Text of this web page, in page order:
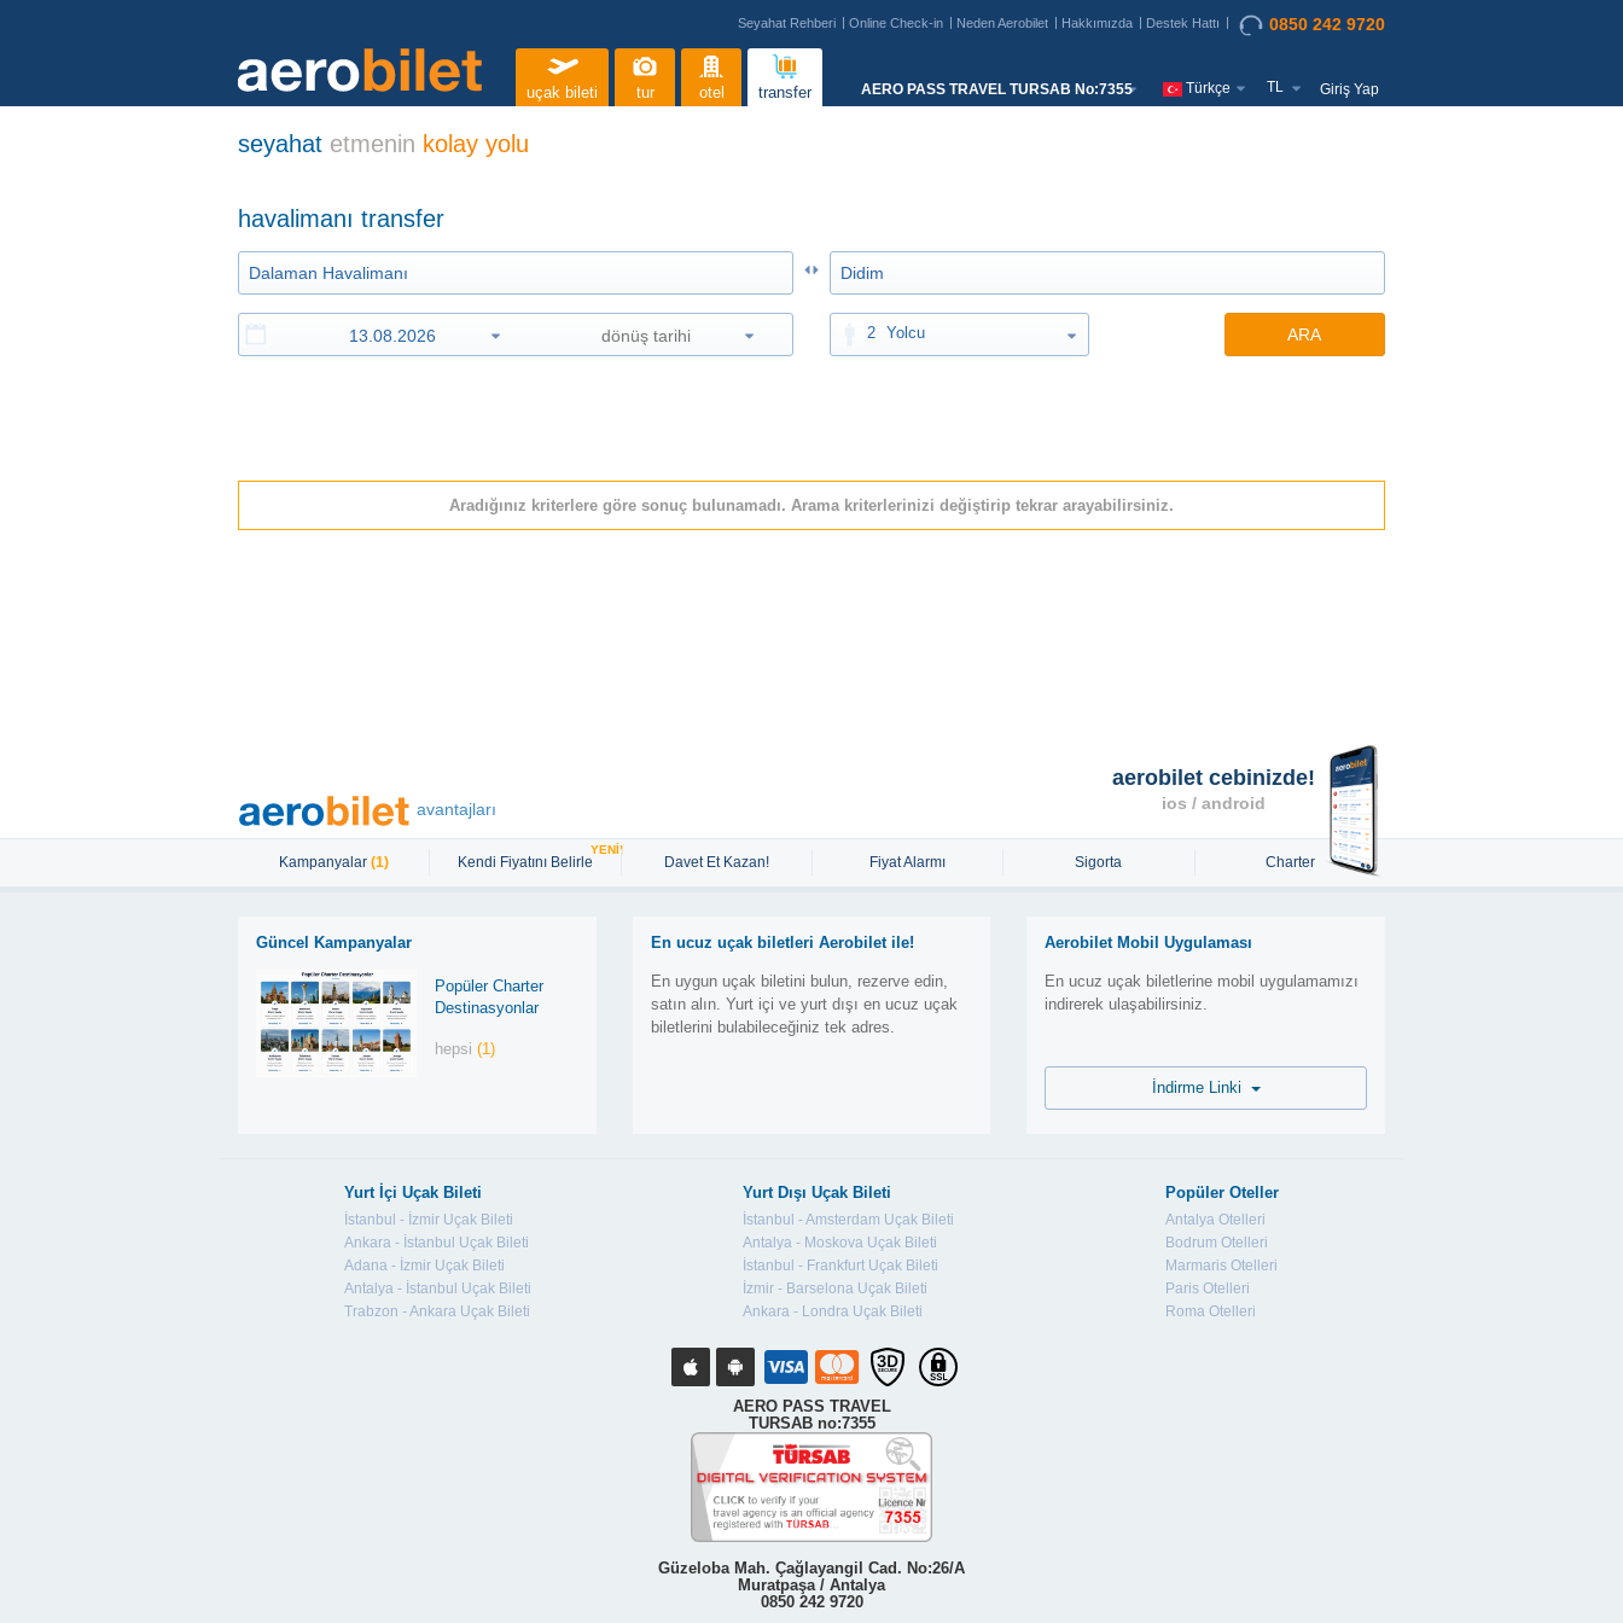
Seyahat Rehberi Online Check-in Neden Aerobilet Hakkımızda Destek Hattı 0850 242 9720
uçak bileti tur otel transfer AERO PASS TRAVEL TURSAB No:7355 Türkçe TL Giriş Yap
seyahat etmenin kolay yolu
havalimanı transfer
2 Yolcu ARA
Aradığınız kriterlere göre sonuç bulunamadı. Arama kriterlerinizi değiştirip tekrar arayabilirsiniz.
avantajları
Kampanyalar (1) Kendi Fiyatını Belirle
YENİ!
Davet Et Kazan! Fiyat Alarmı Sigorta Charter
Güncel Kampanyalar
Popüler Charter
Destinasyonlar
hepsi(1)
En ucuz uçak biletleri Aerobilet ile!
En uygun uçak biletini bulun, rezerve edin,
satın alın. Yurt içi ve yurt dışı en ucuz uçak
biletlerini bulabileceğiniz tek adres.
aerobilet cebinizde!
ios / android
Aerobilet Mobil Uygulaması
En ucuz uçak biletlerine mobil uygulamamızı
indirerek ulaşabilirsiniz.
Yurt İçi Uçak Bileti
İstanbul - İzmir Uçak Bileti
Ankara - İstanbul Uçak Bileti
Adana - İzmir Uçak Bileti
Antalya - İstanbul Uçak Bileti
Trabzon - Ankara Uçak Bileti
Yurt Dışı Uçak Bileti
İstanbul - Amsterdam Uçak Bileti
Antalya - Moskova Uçak Bileti
İstanbul - Frankfurt Uçak Bileti
İzmir - Barselona Uçak Bileti
Ankara - Londra Uçak Bileti
Popüler Oteller
Antalya Otelleri
Bodrum Otelleri
Marmaris Otelleri
Paris Otelleri
Roma Otelleri
AERO PASS TRAVEL
TURSAB no:7355
Güzeloba Mah. Çağlayangil Cad. No:26/A
Muratpaşa / Antalya
0850 242 9720